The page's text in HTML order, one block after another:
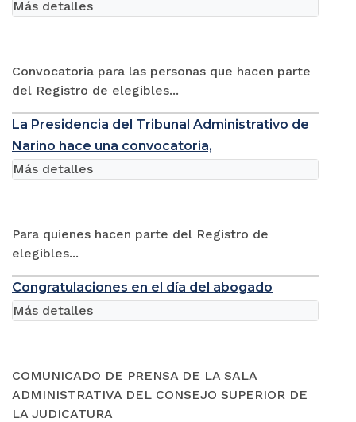
Convocatoria para las personas que hacen parte
del Registro de elegibles...
Más detalles
La Presidencia del Tribunal Administrativo de
Nariño hace una convocatoria,
Para quienes hacen parte del Registro de
elegibles...
Más detalles
Congratulaciones en el día del abogado
COMUNICADO DE PRENSA DE LA SALA
ADMINISTRATIVA DEL CONSEJO SUPERIOR DE
LA JUDICATURA
Más detalles